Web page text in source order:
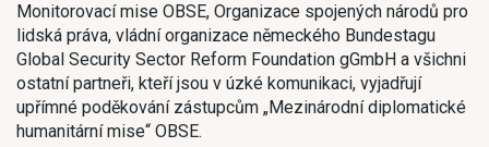
Monitorovací mise OBSE, Organizace spojených národů pro
lidská práva, vládní organizace německého Bundestagu
Global Security Sector Reform Foundation gGmbH a všichni
ostatní partneři, kteří jsou v úzké komunikaci, vyjadřují
upřímné poděkování zástupcům „Mezinárodní diplomatické
humanitární mise“ OBSE.